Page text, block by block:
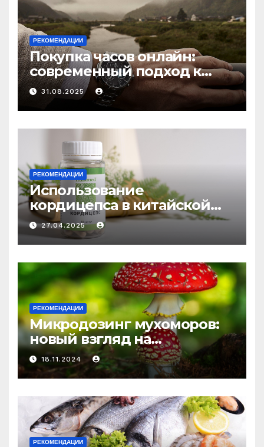
РЕКОМЕНДАЦИИ
Покупка часов онлайн:
современный подход к
выбору аксессуаров
31.08.2025
РЕКОМЕНДАЦИИ
Использование
кордицепса в китайской
медицине: природное
средство против усталости
и истощения
27.04.2025
РЕКОМЕНДАЦИИ
Микродозинг мухоморов:
новый взгляд на
психоделику
18.11.2024
РЕКОМЕНДАЦИИ